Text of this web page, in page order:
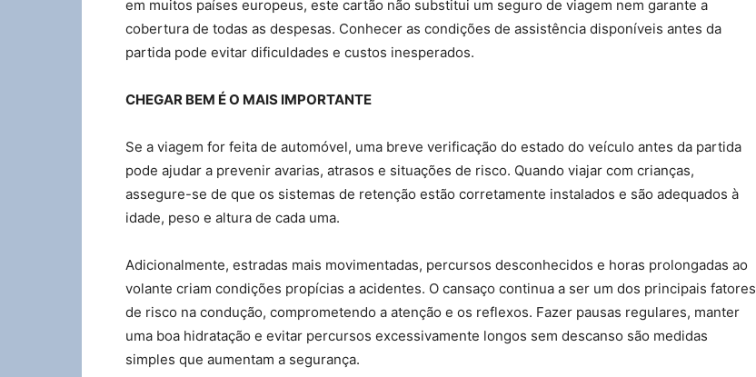
em muitos países europeus, este cartão não substitui um seguro de viagem nem garante a
cobertura de todas as despesas. Conhecer as condições de assistência disponíveis antes da
partida pode evitar dificuldades e custos inesperados.
CHEGAR BEM É O MAIS IMPORTANTE
Se a viagem for feita de automóvel, uma breve verificação do estado do veículo antes da partida
pode ajudar a prevenir avarias, atrasos e situações de risco. Quando viajar com crianças,
assegure-se de que os sistemas de retenção estão corretamente instalados e são adequados à
idade, peso e altura de cada uma.
Adicionalmente, estradas mais movimentadas, percursos desconhecidos e horas prolongadas ao
volante criam condições propícias a acidentes. O cansaço continua a ser um dos principais fatores
de risco na condução, comprometendo a atenção e os reflexos. Fazer pausas regulares, manter
uma boa hidratação e evitar percursos excessivamente longos sem descanso são medidas
simples que aumentam a segurança.